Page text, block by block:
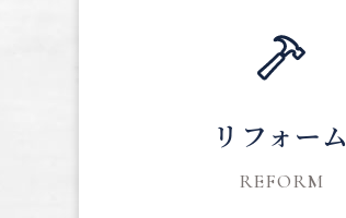
リフォーム
REFORM